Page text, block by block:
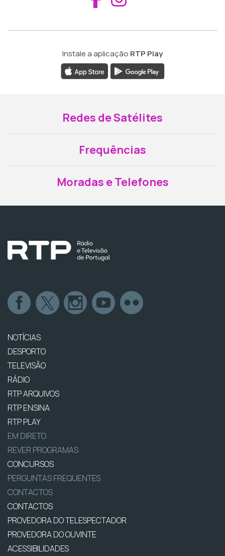
Instale a aplicação RTP Play
Redes de Satélites
Frequências
Moradas e Telefones
NOTÍCIAS
DESPORTO
TELEVISÃO
RÁDIO
RTP ARQUIVOS
RTP ENSINA
RTP PLAY
EM DIRETO
REVER PROGRAMAS
CONCURSOS
PERGUNTAS FREQUENTES
CONTACTOS
CONTACTOS
PROVEDORA DO TELESPECTADOR
PROVEDORA DO OUVINTE
ACESSIBILIDADES